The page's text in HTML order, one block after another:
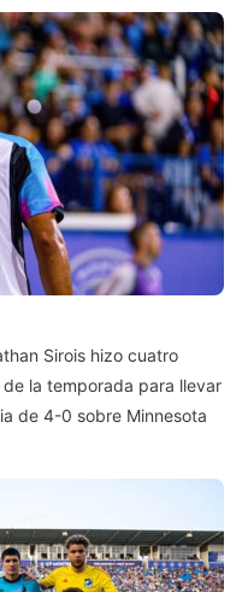
Sirois hizo cuatro
la temporada para llevar
de 4-0 sobre Minnesota